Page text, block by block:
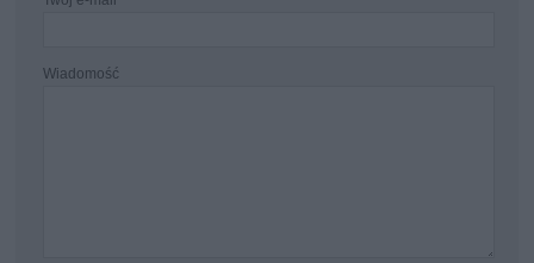
Wiadomość